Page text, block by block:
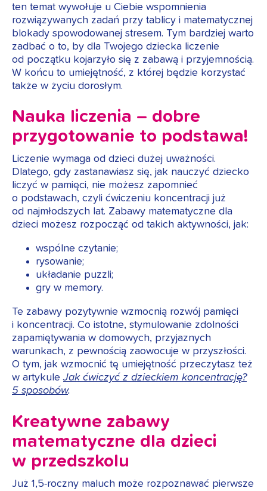
ten temat wywołuje u Ciebie wspomnienia
rozwiązywanych zadań przy tablicy i matematycznej
blokady spowodowanej stresem. Tym bardziej warto
zadbać o to, by dla Twojego dziecka liczenie
od początku kojarzyło się z zabawą i przyjemnością.
W końcu to umiejętność, z której będzie korzystać
także w życiu dorosłym.
Nauka liczenia – dobre
przygotowanie to podstawa!
Liczenie wymaga od dzieci dużej uważności.
Dlatego, gdy zastanawiasz się, jak nauczyć dziecko
liczyć w pamięci, nie możesz zapomnieć
o podstawach, czyli ćwiczeniu koncentracji już
od najmłodszych lat. Zabawy matematyczne dla
dzieci możesz rozpocząć od takich aktywności, jak:
wspólne czytanie;
rysowanie;
układanie puzzli;
gry w memory.
Te zabawy pozytywnie wzmocnią rozwój pamięci
i koncentracji. Co istotne, stymulowanie zdolności
zapamiętywania w domowych, przyjaznych
warunkach, z pewnością zaowocuje w przyszłości.
O tym, jak wzmocnić tę umiejętność przeczytasz też
w artykuleJak ćwiczyć z dzieckiem koncentrację?
5 sposobów.
Kreatywne zabawy
matematyczne dla dzieci
w przedszkolu
Już 1,5-roczny maluch może rozpoznawać pierwsze